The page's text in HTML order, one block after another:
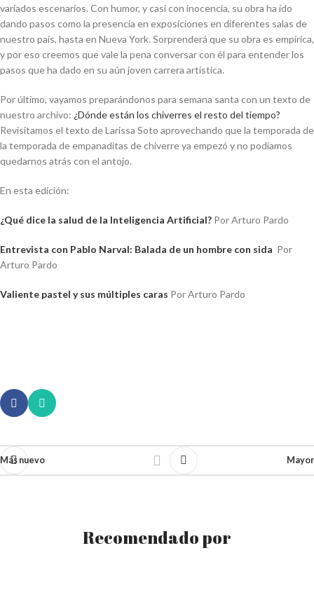
variados escenarios. Con humor, y casi con inocencia, su obra ha ido
dando pasos como la presencia en exposiciones en diferentes salas de
nuestro país, hasta en Nueva York. Sorprenderá que su obra es empírica,
y por eso creemos que vale la pena conversar con él para entender los
pasos que ha dado en su aún joven carrera artística.
Por último, vayamos preparándonos para semana santa con un texto de
nuestro archivo: ¿Dónde están los chiverres el resto del tiempo?
Revisitamos el texto de Larissa Soto aprovechando que la temporada de
la temporada de empanaditas de chiverre ya empezó y no podíamos
quedarnos atrás con el antojo.
En esta edición:
¿Qué dice la salud de la Inteligencia Artificial? Por Arturo Pardo
Entrevista con Pablo Narval: Balada de un hombre con sida Por
Arturo Pardo
Valiente pastel y sus múltiples caras Por Arturo Pardo
Más nuevo Mayor
Recomendado por